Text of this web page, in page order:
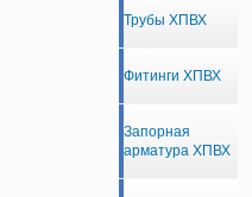
Трубы ХПВХ
Фитинги ХПВХ
Запорная
арматура ХПВХ